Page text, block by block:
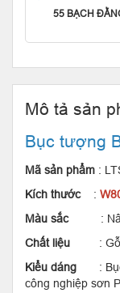
55 BẠCH
Mô tả sản
Bục tượng
Mã sản phẩm :
Kích thước:
Màu sắc
:
Chất liệu : Gỗ
Kiểu dáng : Bục
công nghiệp sơn